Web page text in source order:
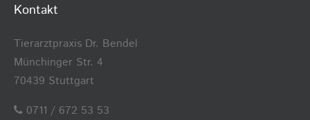
Kontakt
Tierarztpraxis Dr. Bendel
Münchinger Str. 4
70439 Stuttgart
0711 / 672 53 53